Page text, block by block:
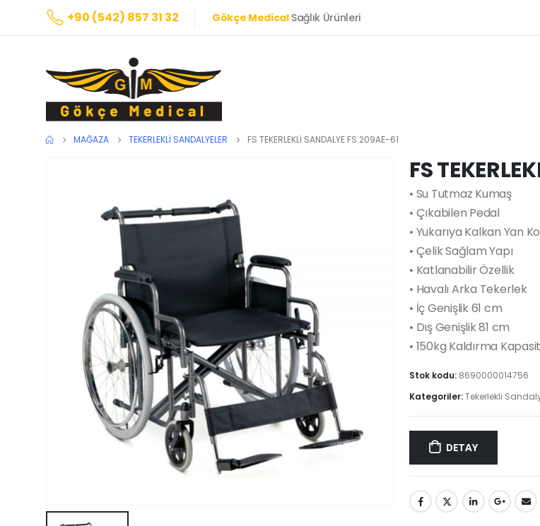
+90 (542) 857 31 32 Gökçe MedicalSağlık Ürünleri
MAĞAZA TEKERLEKLI SANDALYELER FS TEKERLEKLİ SANDALYE FS 209AE-61
FS
• Su Tutmaz Kumaş
• Çıkabilen Pedal
• Yukarıya Kalkan Yan
• Çelik Sağlam Yapı
• Katlanabilir Özellik
• Havalı Arka Tekerlek
• İç Genişlik 61 cm
• Dış Genişlik 81 cm
• 150kg Kaldırma
Stok kodu: 8690000014756
Kategoriler:Tekerlekli
DETAY